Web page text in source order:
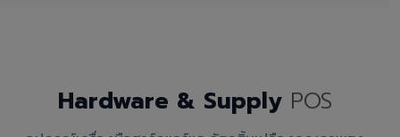
Hardware & Supply POS